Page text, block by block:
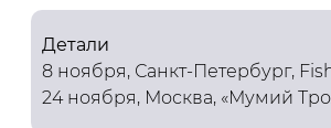
Детали
8 ноября, Санкт-Петербург,
24 ноября, Москва, «Мумий